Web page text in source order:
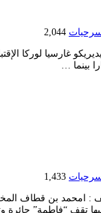
2,044
1,433
: فـاطمــة المؤلف :
تقف “فاطمة” حائرة